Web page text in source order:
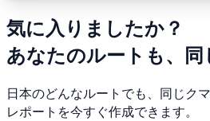
気に入りましたか？
あなたのルートも、同
日本のどんなルートでも、同じク
レポートを今すぐ作成できます。